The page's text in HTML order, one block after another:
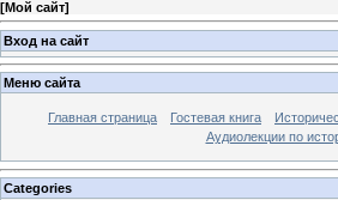
[Мой сайт]
Вход на сайт
Меню сайта
Главная страница Гостевая книга
Аудиолекции по
Categories